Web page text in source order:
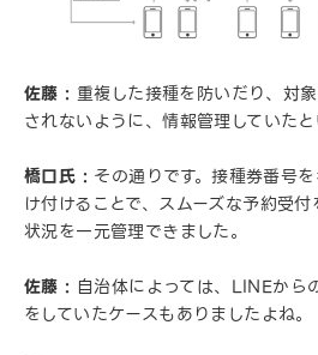
佐藤 : 重複した接種を防いだり、対
されないように、情報管理していたと
橋口氏 : その通りです。接種券番号
け付けることで、スムーズな予約受
状況を一元管理できました。
佐藤 : 自治体によっては、LINEから
をしていたケースもありましたよね。